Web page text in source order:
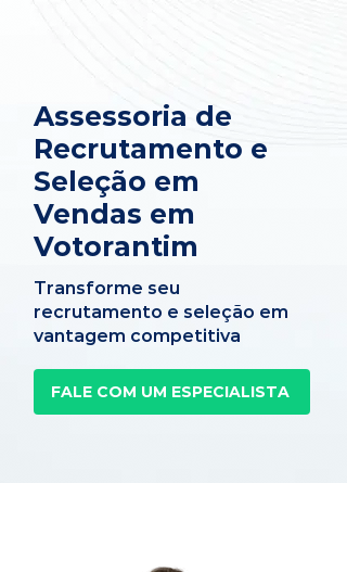
Assessoria de
Recrutamento e
Seleção em
Vendas em
Votorantim
Transforme seu
recrutamento e seleção em
vantagem competitiva
FALE COM UM ESPECIALISTA